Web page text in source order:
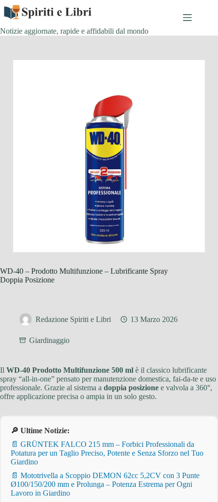
Salta
contenuto
Notizie aggiornate, rapide e affidabili dal mondo
WD-40 – Prodotto Multifunzione – Lubrificante Spray
Doppia Posizione
Redazione Spiriti e Libri 13 Marzo 2026
Giardinaggio
Il WD-40 Prodotto Multifunzione 500 ml è il classico lubrificante
spray “all-in-one” pensato per manutenzione domestica, fai-da-te e uso
professionale. Grazie al sistema a doppia posizione e valvola a 360°,
offre applicazione precisa o ampia in un solo gesto.
🔎 Ultime Notizie:
📄 GRÜNTEK FALCO 215 mm – Forbici Professionali da
Potatura per un Taglio Preciso, Potente e Senza Sforzo nel Tuo
Giardino
📄 Mototrivella a Scoppio DEMON 62cc 5,2CV con 3 Punte
Ø100/150/200 mm e Prolunga – Potenza Estrema per Ogni
Lavoro in Giardino